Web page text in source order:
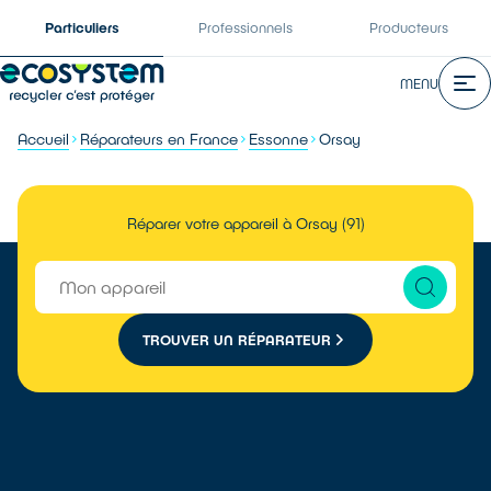
Particuliers Professionnels Producteurs
MENU
Accueil Réparateurs en France Essonne Orsay
Réparer votre appareil à Orsay (91)
TROUVER UN RÉPARATEUR